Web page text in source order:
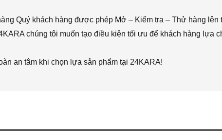
Quý khách hàng được phép Mở – Kiểm tra – Thử hàng lên
chúng tôi muốn tạo điều kiện tối ưu để khách hàng lựa
an tâm khi chọn lựa sản phẩm tại 24KARA!